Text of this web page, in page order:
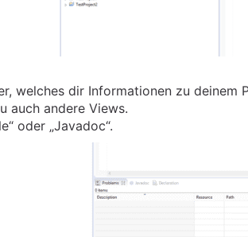
welches dir Informationen zu deinem
auch andere Views.
oder „Javadoc“.